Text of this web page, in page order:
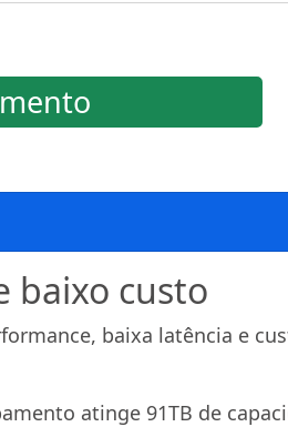
baixo custo
baixa latência e
atinge 91TB de